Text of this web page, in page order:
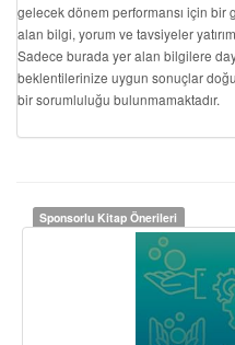
gelecek dönem performansı için bir
alan bilgi, yorum ve tavsiyeler
Sadece burada yer alan bilgilere
beklentilerinize uygun sonuçlar
bir sorumluluğu bulunmamaktadır.
Sponsorlu Kitap Önerileri